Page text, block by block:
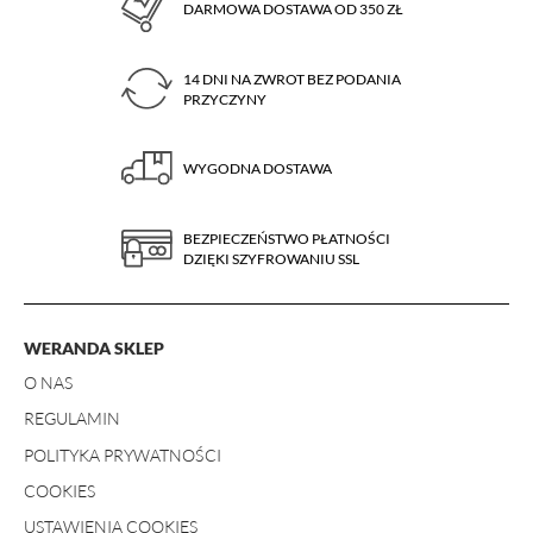
DARMOWA DOSTAWA OD 350 ZŁ
14 DNI NA ZWROT BEZ PODANIA
PRZYCZYNY
WYGODNA DOSTAWA
BEZPIECZEŃSTWO PŁATNOŚCI
DZIĘKI SZYFROWANIU SSL
WERANDA SKLEP
O NAS
REGULAMIN
POLITYKA PRYWATNOŚCI
COOKIES
USTAWIENIA COOKIES